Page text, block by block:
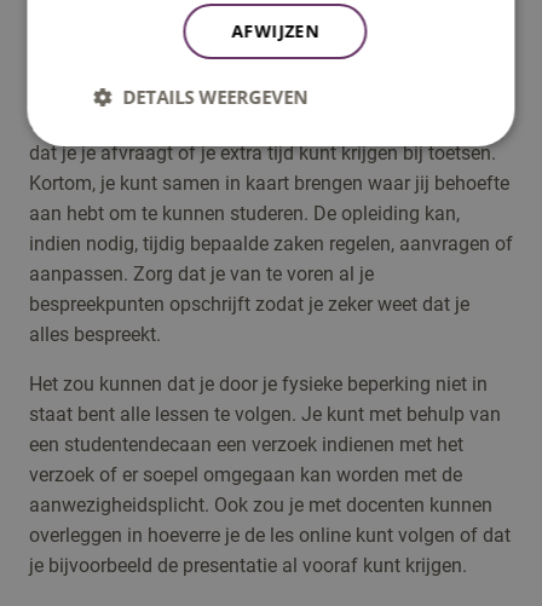
studentendecaan, kun je kijken wat er nodig is om
tegemoet te komen aan jouw ondersteuningsvraag. Het
kan bijvoorbeeld zo zijn dat je vragen hebt over de
toegankelijkheid van de collegezaal met een rolstoel, of
dat je je afvraagt of je extra tijd kunt krijgen bij toetsen.
Kortom, je kunt samen in kaart brengen waar jij behoefte
aan hebt om te kunnen studeren. De opleiding kan,
indien nodig, tijdig bepaalde zaken regelen, aanvragen of
aanpassen. Zorg dat je van te voren al je
bespreekpunten opschrijft zodat je zeker weet dat je
alles bespreekt.
Het zou kunnen dat je door je fysieke beperking niet in
staat bent alle lessen te volgen. Je kunt met behulp van
een studentendecaan een verzoek indienen met het
verzoek of er soepel omgegaan kan worden met de
aanwezigheidsplicht. Ook zou je met docenten kunnen
overleggen in hoeverre je de les online kunt volgen of dat
je bijvoorbeeld de presentatie al vooraf kunt krijgen.
AFWIJZEN
DETAILS WEERGEVEN